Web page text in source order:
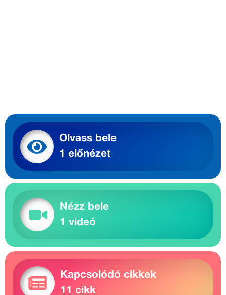
Olvass bele
1 előnézet
Nézz bele
1 videó
Kapcsolódó cikkek
11 cikk